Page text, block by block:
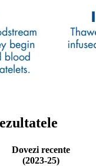
Dovezi recente
(2023‑25)